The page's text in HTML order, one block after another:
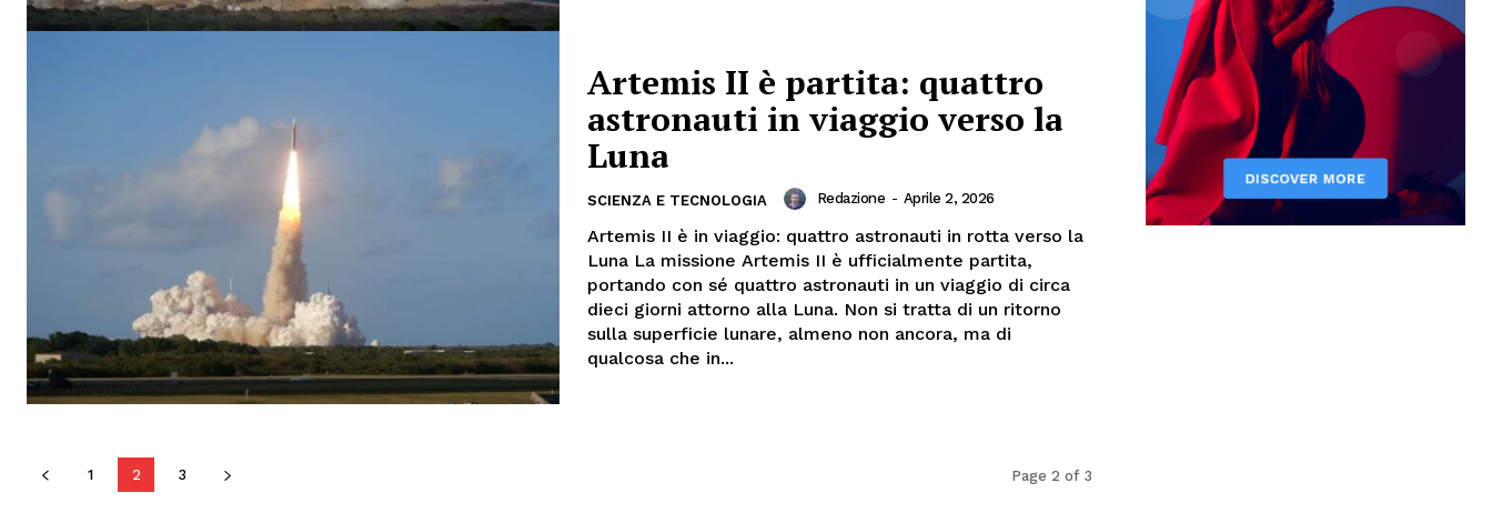
Artemis II è partita: quattro
astronauti in viaggio verso la
Luna
SCIENZA E TECNOLOGIA Redazione - Aprile 2, 2026
Artemis II è in viaggio: quattro astronauti in rotta verso la
Luna La missione Artemis II è ufficialmente partita,
portando con sé quattro astronauti in un viaggio di circa
dieci giorni attorno alla Luna. Non si tratta di un ritorno
sulla superficie lunare, almeno non ancora, ma di
qualcosa che in...
1 2 3 Page 2 of 3